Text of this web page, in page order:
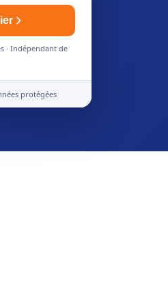
· Indépendant de
protégées